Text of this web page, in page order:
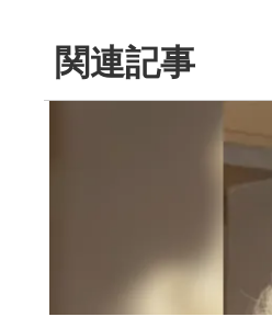
関連記事